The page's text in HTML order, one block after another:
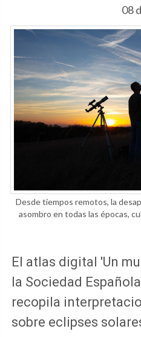
08
Desde tiempos remotos, la
asombro en todas las épocas,
El atlas digital 'Un
la Sociedad
recopila
sobre eclipses